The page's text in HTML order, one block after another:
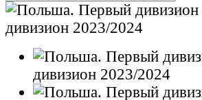
дивизион 2023/2024
дивизион 2023/2024